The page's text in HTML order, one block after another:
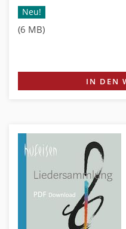
Neu!
(6 MB)
IN DEN